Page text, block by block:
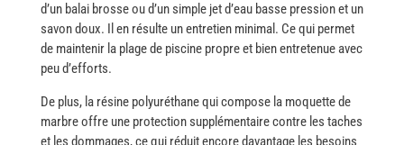
d’un balai brosse ou d’un simple jet d’eau basse pression et un
savon doux. Il en résulte un entretien minimal. Ce qui permet
de maintenir la plage de piscine propre et bien entretenue avec
peu d’efforts.
De plus, la résine polyuréthane qui compose la moquette de
marbre offre une protection supplémentaire contre les taches
et les dommages, ce qui réduit encore davantage les besoins